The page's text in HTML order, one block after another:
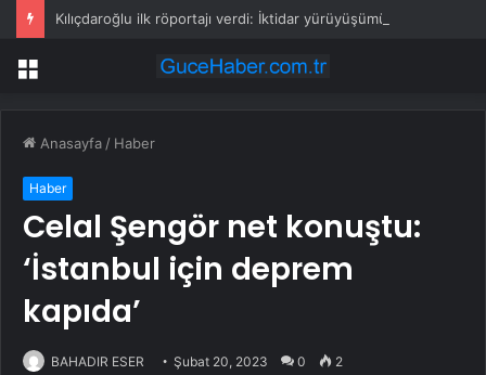
Menü
Anasayfa / Haber
Haber
Celal Şengör net konuştu:
‘İstanbul için deprem
kapıda’
BAHADIR ESER Şubat 20, 2023 0 2